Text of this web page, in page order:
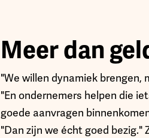
Meer dan
"We willen dynamiek brengen,
"En ondernemers helpen die
goede aanvragen
"Dan zijn we écht goed bezig."